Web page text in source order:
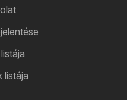
listája